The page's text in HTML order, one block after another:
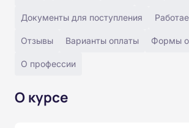
Документы для поступления
Отзывы Варианты оплаты Формы
О профессии
О курсе